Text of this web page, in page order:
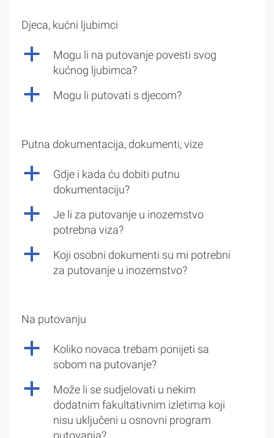
Djeca, kućni ljubimci
a
Mogu li na putovanje povesti svog
kućnog ljubimca?
a Mogu li putovati s djecom?
Putna dokumentacija, dokumenti, vize
a
Gdje i kada ću dobiti putnu
dokumentaciju?
a
Je li za putovanje u inozemstvo
potrebna viza?
a
Koji osobni dokumenti su mi potrebni
za putovanje u inozemstvo?
Na putovanju
a
Koliko novaca trebam ponijeti sa
sobom na putovanje?
a
Može li se sudjelovati u nekim
dodatnim fakultativnim izletima koji
nisu uključeni u osnovni program
putovanja?